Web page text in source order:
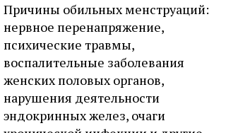
Причины обильных менструаций:
нервное перенапряжение,
психические травмы,
воспалительные заболевания
женских половых органов,
нарушения деятельности
эндокринных желез, очаги